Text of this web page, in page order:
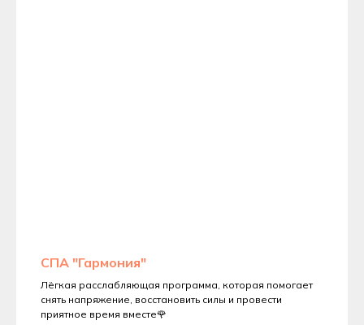
СПА "Гармония"
Лёгкая расслабляющая программа, которая помогает
снять напряжение, восстановить силы и провести
приятное время вместе🌹